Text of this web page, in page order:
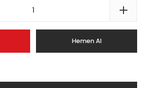
Hemen Al